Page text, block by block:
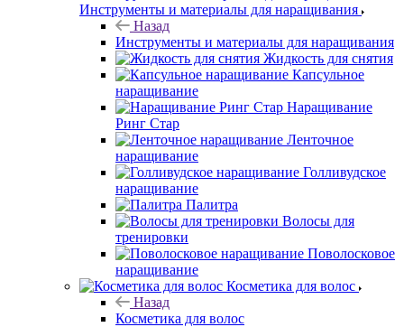
Инструменты и материалы для наращивания
Назад
Инструменты и материалы для наращивания
Жидкость для снятия
Капсульное
наращивание
Наращивание
Ринг Стар
Ленточное
наращивание
Голливудское
наращивание
Палитра
Волосы для
тренировки
Поволосковое
наращивание
Косметика для волос
Назад
Косметика для волос